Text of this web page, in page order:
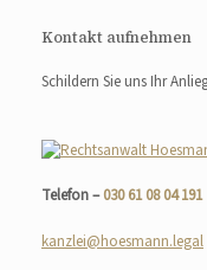
Kontakt aufnehmen
Schildern Sie uns Ihr
Telefon –030 61 08 04 191
kanzlei@hoesmann.legal